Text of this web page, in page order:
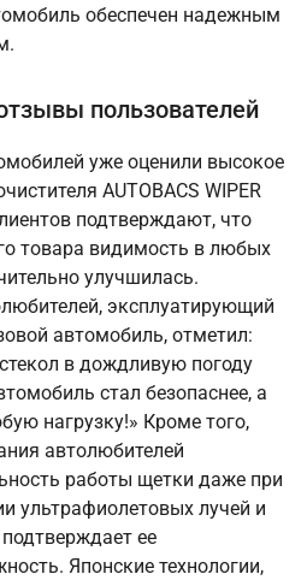
обеспечен надежным
пользователей
уже оценили высокое
AUTOBACS WIPER
подтверждают, что
товара видимость в любых
улучшилась.
эксплуатирующий
автомобиль, отметил:
в дождливую погоду
стал безопаснее, а
нагрузку!» Кроме того,
автолюбителей
работы щетки даже при
ультрафиолетовых лучей и
ее
Японские технологии,